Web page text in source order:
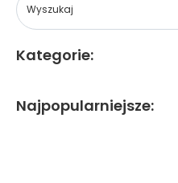
Kategorie:
Najpopularniejsze: